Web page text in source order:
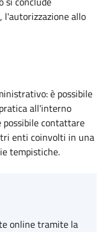
l'autorizzazione allo
è possibile
all'interno
possibile contattare
enti coinvolti in una
tempistiche.
online tramite la